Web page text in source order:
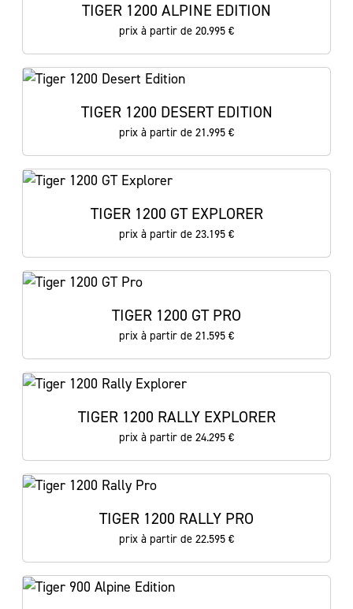
TIGER 1200 ALPINE EDITION
prix à partir de 20.995 €
TIGER 1200 DESERT EDITION
prix à partir de 21.995 €
TIGER 1200 GT EXPLORER
prix à partir de 23.195 €
TIGER 1200 GT PRO
prix à partir de 21.595 €
TIGER 1200 RALLY EXPLORER
prix à partir de 24.295 €
TIGER 1200 RALLY PRO
prix à partir de 22.595 €